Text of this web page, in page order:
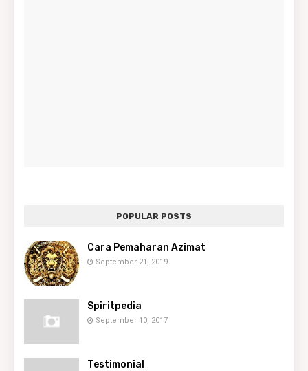
POPULAR POSTS
Cara Pemaharan Azimat
September 21, 2019
Spiritpedia
September 10, 2017
Testimonial